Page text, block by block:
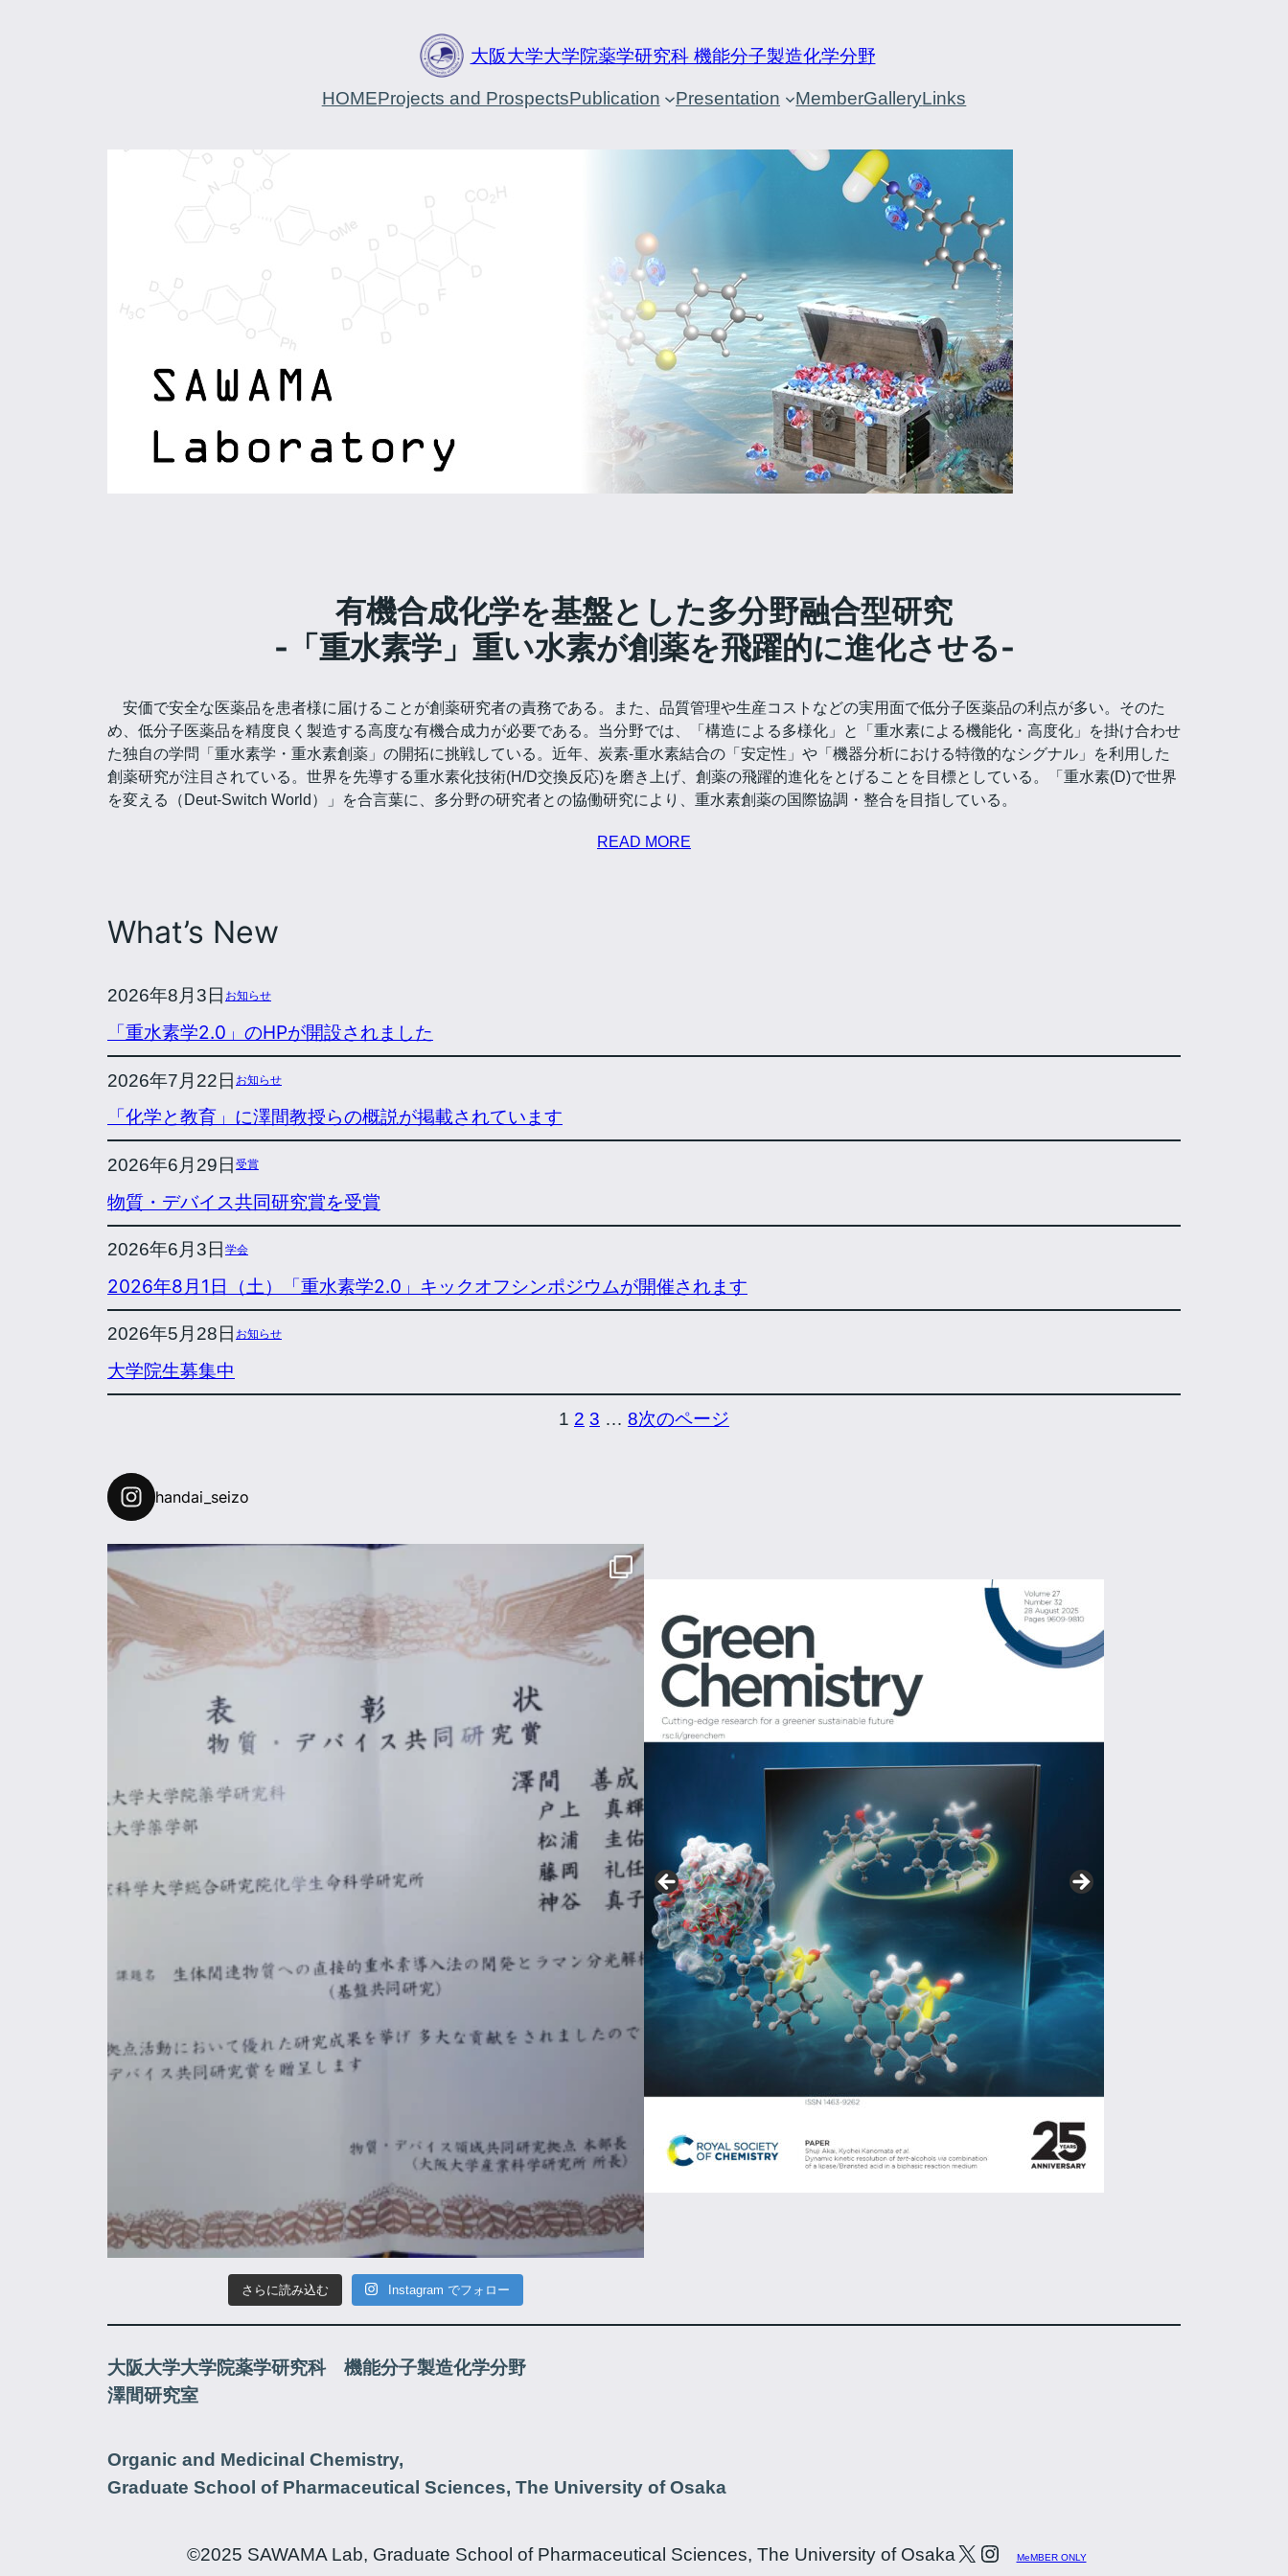
大阪大学大学院薬学研究科 機能分子製造化学分野
HOMEProjects and ProspectsPublication Presentation MemberGalleryLinks
有機合成化学を基盤とした多分野融合型研究
-「重水素学」重い水素が創薬を飛躍的に進化させる-
安価で安全な医薬品を患者様に届けることが創薬研究者の責務である。また、品質管理や生産コストなどの実用面で低分子医薬品の利点が多い。そのた
め、低分子医薬品を精度良く製造する高度な有機合成力が必要である。当分野では、「構造による多様化」と「重水素による機能化・高度化」を掛け合わせ
た独自の学問「重水素学・重水素創薬」の開拓に挑戦している。近年、炭素-重水素結合の「安定性」や「機器分析における特徴的なシグナル」を利用した
創薬研究が注目されている。世界を先導する重水素化技術(H/D交換反応)を磨き上げ、創薬の飛躍的進化をとげることを目標としている。「重水素(D)で世界
を変える（Deut-Switch World）」を合言葉に、多分野の研究者との協働研究により、重水素創薬の国際協調・整合を目指している。
READ MORE
What’s New
2026年8月3日 お知らせ
「重水素学2.0」のHPが開設されました
2026年7月22日 お知らせ
「化学と教育」に澤間教授らの概説が掲載されています
2026年6月29日 受賞
物質・デバイス共同研究賞を受賞
2026年6月3日 学会
2026年8月1日（土）「重水素学2.0」キックオフシンポジウムが開催されます
2026年5月28日 お知らせ
大学院生募集中
1 2 3 … 8次のページ
handai_seizo
さらに読み込む Instagram でフォロー
大阪大学大学院薬学研究科 機能分子製造化学分野
澤間研究室
Organic and Medicinal Chemistry,
Graduate School of Pharmaceutical Sciences, The University of Osaka
©2025 SAWAMA Lab, Graduate School of Pharmaceutical Sciences, The University of Osaka MeMBER ONLY